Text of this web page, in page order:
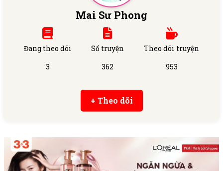
Mai Sư Phong
Đang theo dõi
3
Số truyện
362
Theo dõi truyện
953
+ Theo dõi